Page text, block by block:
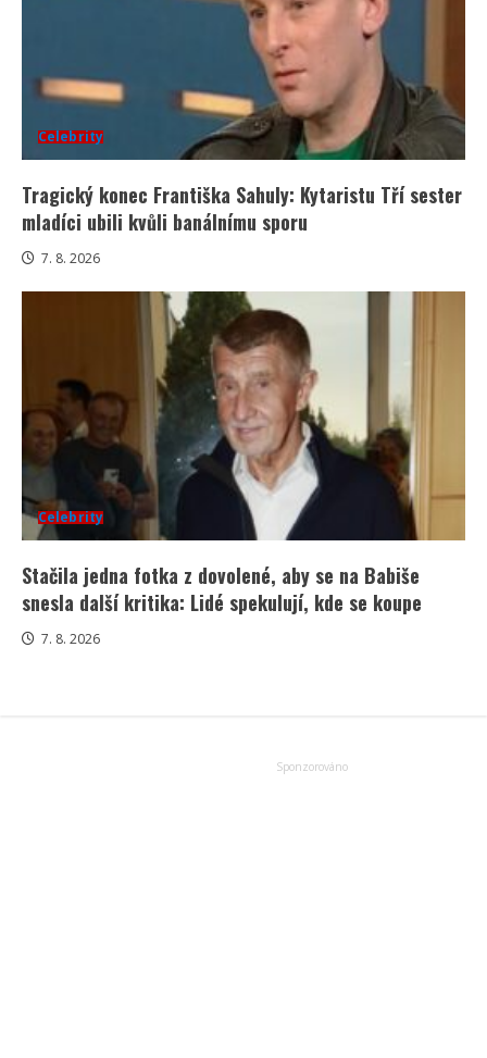
Celebrity
Tragický konec Františka Sahuly: Kytaristu Tří sester
mladíci ubili kvůli banálnímu sporu
7. 8. 2026
Celebrity
Stačila jedna fotka z dovolené, aby se na Babiše
snesla další kritika: Lidé spekulují, kde se koupe
7. 8. 2026